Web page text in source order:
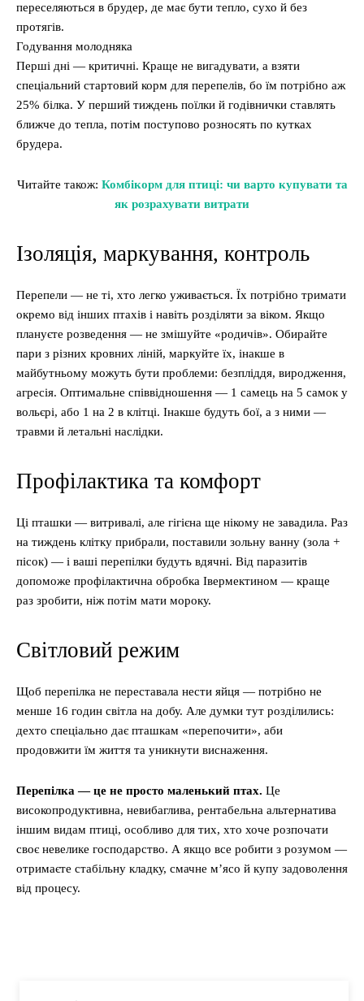
переселяються в брудер, де має бути тепло, сухо й без
протягів.
Годування молодняка
Перші дні — критичні. Краще не вигадувати, а взяти
спеціальний стартовий корм для перепелів, бо їм потрібно аж
25% білка. У перший тиждень поїлки й годівнички ставлять
ближче до тепла, потім поступово розносять по кутках
брудера.
Читайте також: Комбікорм для птиці: чи варто купувати та
як розрахувати витрати
Ізоляція, маркування, контроль
Перепели — не ті, хто легко уживається. Їх потрібно тримати
окремо від інших птахів і навіть розділяти за віком. Якщо
плануєте розведення — не змішуйте «родичів». Обирайте
пари з різних кровних ліній, маркуйте їх, інакше в
майбутньому можуть бути проблеми: безпліддя, виродження,
агресія. Оптимальне співвідношення — 1 самець на 5 самок у
вольєрі, або 1 на 2 в клітці. Інакше будуть бої, а з ними —
травми й летальні наслідки.
Профілактика та комфорт
Ці пташки — витривалі, але гігієна ще нікому не завадила. Раз
на тиждень клітку прибрали, поставили зольну ванну (зола +
пісок) — і ваші перепілки будуть вдячні. Від паразитів
допоможе профілактична обробка Івермектином — краще
раз зробити, ніж потім мати мороку.
Світловий режим
Щоб перепілка не переставала нести яйця — потрібно не
менше 16 годин світла на добу. Але думки тут розділились:
дехто спеціально дає пташкам «перепочити», аби
продовжити їм життя та уникнути виснаження.
Перепілка — це не просто маленький птах. Це
високопродуктивна, невибаглива, рентабельна альтернатива
іншим видам птиці, особливо для тих, хто хоче розпочати
своє невелике господарство. А якщо все робити з розумом —
отримаєте стабільну кладку, смачне м’ясо й купу задоволення
від процесу.